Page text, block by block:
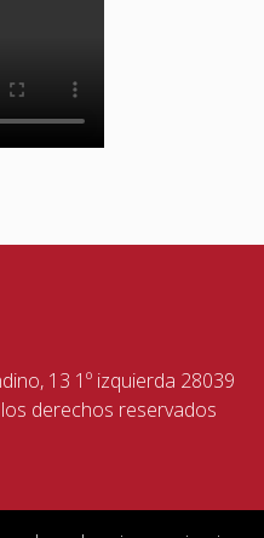
13 1º izquierda 28039
derechos reservados